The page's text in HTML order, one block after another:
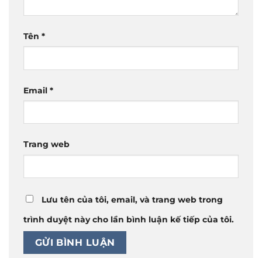
Tên *
Email *
Trang web
Lưu tên của tôi, email, và trang web trong
trình duyệt này cho lần bình luận kế tiếp của tôi.